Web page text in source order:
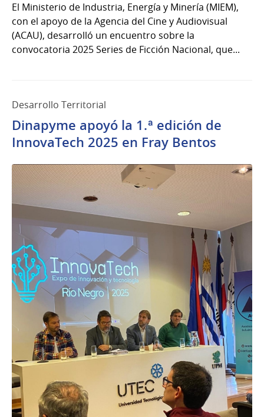
El Ministerio de Industria, Energía y Minería (MIEM),
con el apoyo de la Agencia del Cine y Audiovisual
(ACAU), desarrolló un encuentro sobre la
convocatoria 2025 Series de Ficción Nacional, que...
Desarrollo Territorial
Dinapyme apoyó la 1.ª edición de
InnovaTech 2025 en Fray Bentos